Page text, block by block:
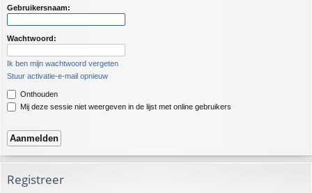
Gebruikersnaam:
Wachtwoord:
Ik ben mijn wachtwoord vergeten
Stuur activatie-e-mail opnieuw
Onthouden
Mij deze sessie niet weergeven in de lijst met online gebruikers
Registreer